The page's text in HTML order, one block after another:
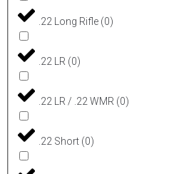
.22 Long Rifle (0)
.22 LR (0)
.22 LR / .22 WMR (0)
.22 Short (0)